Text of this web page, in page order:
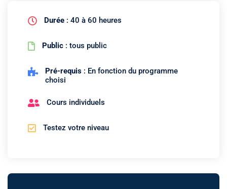
Durée : 40 à 60 heures
Public : tous public
Pré-requis : En fonction du programme
choisi
Cours individuels
Testez votre niveau